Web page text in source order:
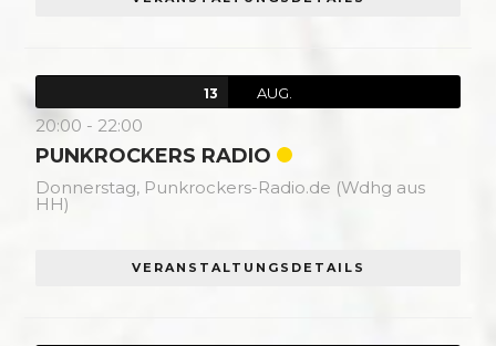
13 AUG.
20:00 - 22:00
PUNKROCKERS RADIO
Donnerstag, Punkrockers-Radio.de (Wdhg aus
HH)
VERANSTALTUNGSDETAILS